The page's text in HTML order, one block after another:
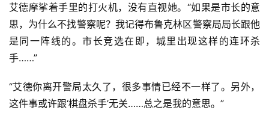
艾德摩挲着手里的打火机，没有直视她。“如果是市长的意
思，为什么不找警察呢？我记得布鲁克林区警察局局长跟他
是同一阵线的。市长竞选在即，城里出现这样的连环杀
手……”
“艾德你离开警局太久了，很多事情已经不一样了。另外，
这件事或许跟‘棋盘杀手’无关……总之是我的意思。”